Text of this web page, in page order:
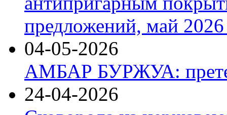
предложений, май 2026
04-05-2026
АМБАР БУРЖУА:
24-04-2026